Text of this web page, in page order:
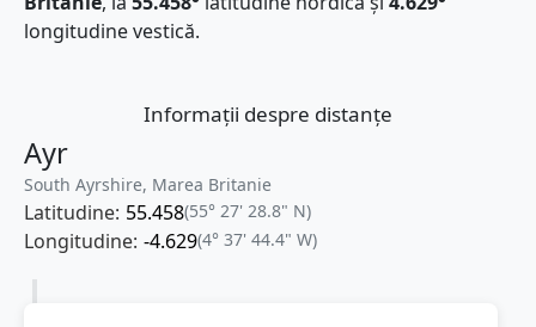
longitudine vestică.
Informații despre distanțe
Ayr
South Ayrshire, Marea Britanie
Latitudine: 55.458(55° 27' 28.8" N)
Longitudine: -4.629(4° 37' 44.4" W)